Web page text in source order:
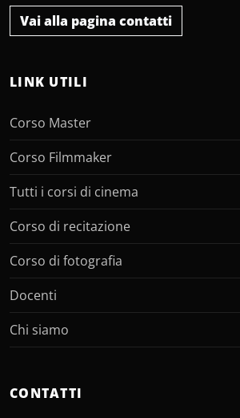
Vai alla pagina contatti
LINK UTILI
Corso Master
Corso Filmmaker
Tutti i corsi di cinema
Corso di recitazione
Corso di fotografia
Docenti
Chi siamo
CONTATTI